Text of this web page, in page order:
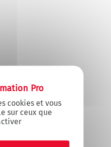
cookies et vous
sur ceux que